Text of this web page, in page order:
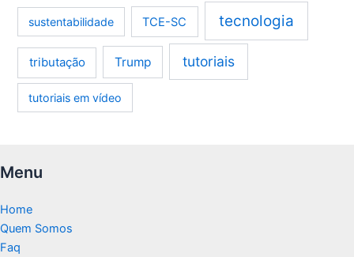
sustentabilidade TCE-SC tecnologia
tributação Trump tutoriais
tutoriais em vídeo
Menu
Home
Quem Somos
Faq